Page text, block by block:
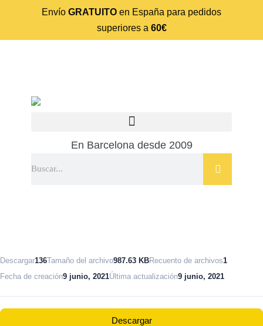
Envío GRATUITO en España para pedidos
superiores a 60€
En Barcelona desde 2009
Descargar136Tamaño del archivo987.63 KBRecuento de archivos1
Fecha de creación9 junio, 2021Última actualización9 junio, 2021
Descargar